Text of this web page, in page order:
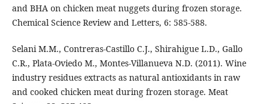
and BHA on chicken meat nuggets during frozen storage.
Chemical Science Review and Letters, 6: 585-588.
Selani M.M., Contreras-Castillo C.J., Shirahigue L.D., Gallo
C.R., Plata-Oviedo M., Montes-Villanueva N.D. (2011). Wine
industry residues extracts as natural antioxidants in raw
and cooked chicken meat during frozen storage. Meat